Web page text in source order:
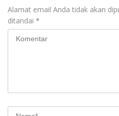
Alamat email Anda tidak akan
ditandai *